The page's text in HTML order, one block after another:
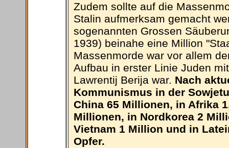
Zudem sollte auf die
Stalin aufmerksam gemacht
sogenannten Grossen
1939) beinahe eine Million
Massenmorde war vor allem
Aufbau in erster Linie Juden
Lawrentij Berija war. Nach
Kommunismus in der
China 65 Millionen, in Afrika
Millionen, in Nordkorea 2
Vietnam 1 Million und in
Opfer.